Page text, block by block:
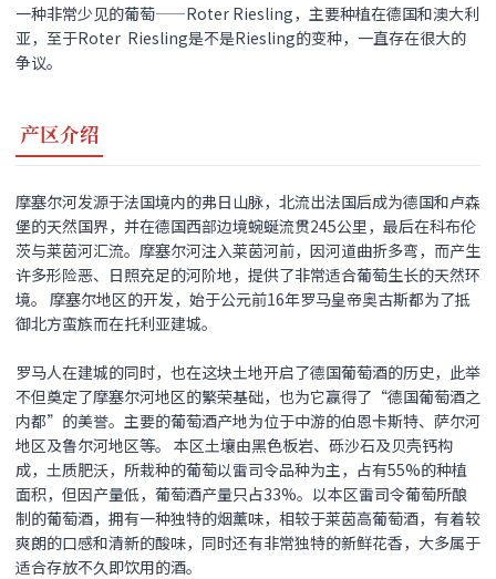
一种非常少见的葡萄——Roter Riesling，主要种植在德国和澳大利
亚，至于Roter Riesling是不是Riesling的变种，一直存在很大的
争议。
产区介绍
摩塞尔河发源于法国境内的弗日山脉，北流出法国后成为德国和卢森
堡的天然国界，并在德国西部边境蜿蜒流贯245公里，最后在科布伦
茨与莱茵河汇流。摩塞尔河注入莱茵河前，因河道曲折多弯，而产生
许多形险恶、日照充足的河阶地，提供了非常适合葡萄生长的天然环
境。 摩塞尔地区的开发，始于公元前16年罗马皇帝奥古斯都为了抵
御北方蛮族而在托利亚建城。
罗马人在建城的同时，也在这块土地开启了德国葡萄酒的历史，此举
不但奠定了摩塞尔河地区的繁荣基础，也为它赢得了“德国葡萄酒之
内都”的美誉。主要的葡萄酒产地为位于中游的伯恩卡斯特、萨尔河
地区及鲁尔河地区等。 本区土壤由黑色板岩、砾沙石及贝壳钙构
成，土质肥沃，所栽种的葡萄以雷司令品种为主，占有55%的种植
面积，但因产量低，葡萄酒产量只占33%。以本区雷司令葡萄所酿
制的葡萄酒，拥有一种独特的烟薰味，相较于莱茵高葡萄酒，有着较
爽朗的口感和清新的酸味，同时还有非常独特的新鲜花香，大多属于
适合存放不久即饮用的酒。